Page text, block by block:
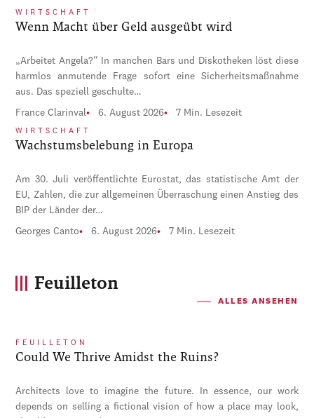
WIRTSCHAFT
Wenn Macht über Geld ausgeübt wird
„Arbeitet Angela?“ In manchen Bars und Diskotheken löst diese
harmlos anmutende Frage sofort eine Sicherheitsmaßnahme
aus. Das speziell geschulte…
France Clarinval 6. August 2026 7 Min. Lesezeit
WIRTSCHAFT
Wachstumsbelebung in Europa
Am 30. Juli veröffentlichte Eurostat, das statistische Amt der
EU, Zahlen, die zur allgemeinen Überraschung einen Anstieg des
BIP der Länder der…
Georges Canto 6. August 2026 7 Min. Lesezeit
Feuilleton
ALLES ANSEHEN
FEUILLETON
Could We Thrive Amidst the Ruins?
Architects love to imagine the future. In essence, our work
depends on selling a fictional vision of how a place may look,